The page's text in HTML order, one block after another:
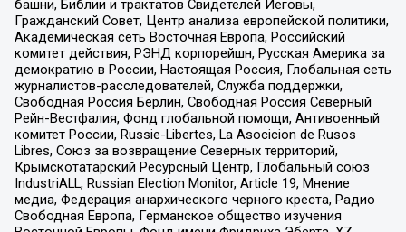
башни, Библии и трактатов Свидетелей Иеговы,
Гражданский Совет, Центр анализа европейской политики,
Академическая сеть Восточная Европа, Российский
комитет действия, РЭНД корпорейшн, Русская Америка за
демократию в России, Настоящая Россия, Глобальная сеть
журналистов-расследователей, Служба поддержки,
Свободная Россия Берлин, Свободная Россия Северный
Рейн-Вестфалия, Фонд глобальной помощи, Антивоенный
комитет России, Russie-Libertes, La Asocicion de Rusos
Libres, Союз за возвращение Северных территорий,
Крымскотатарский Ресурсный Центр, Глобальный союз
IndustriALL, Russian Election Monitor, Article 19, Мнение
медиа, Федерация анархического черного креста, Радио
Свободная Европа, Германское общество изучения